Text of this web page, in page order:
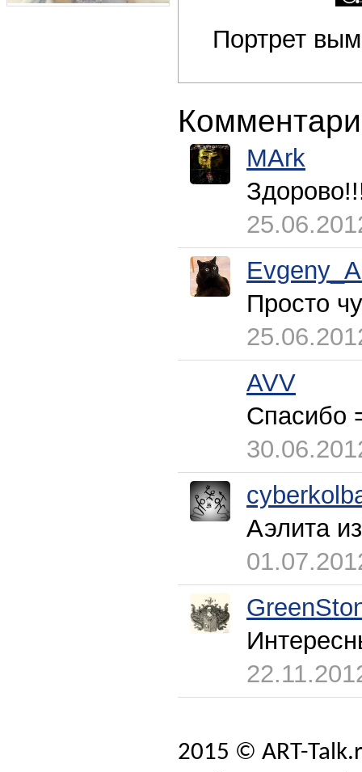
Портрет
MArk
Просто
AVV
Спасибо
Аэлита
2015 © ART-